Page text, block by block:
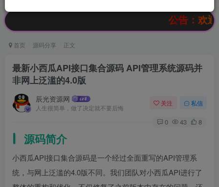
公告：欢迎访问
首页 源码分享 正文
最新小西瓜API接口集合源码 API管理系统源码并
非网上泛滥的4.0版
辰光资源网
人生很简单，做了决定就不要后悔
关注 私信
0 43 8
源码简介
小西瓜API接口集合源码是一个经过全面重写的API管理系
统，与网上泛滥的4.0版不同。我们团队对小西瓜API进行了